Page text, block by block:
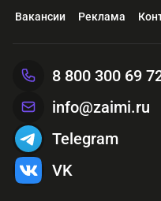
Вакансии
Реклама
8 800 300 69
info@zaimi.ru
Telegram
VK